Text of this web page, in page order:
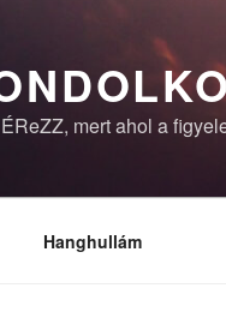
mert ahol a
Hanghullám